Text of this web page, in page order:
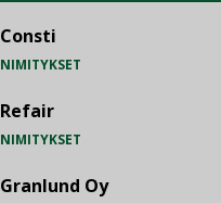
Consti
NIMITYKSET
Refair
NIMITYKSET
Granlund Oy